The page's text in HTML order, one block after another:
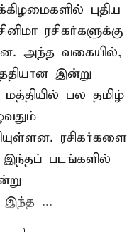
புதிய
ரசிகர்களுக்கு
அந்த வகையில்,
இன்று
மத்தியில் பல தமிழ்
ரசிகர்களை
இந்தப் படங்களில்
இந்த ...